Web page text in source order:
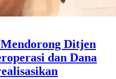
Ditjen
dan Dana